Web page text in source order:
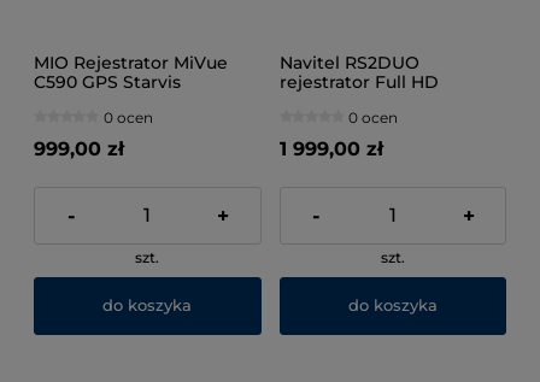
MIO Rejestrator MiVue
C590 GPS Starvis
0 ocen
999,00 zł
- +
szt.
do koszyka
Navitel RS2DUO
rejestrator Full HD
0 ocen
1 999,00 zł
- +
szt.
do koszyka